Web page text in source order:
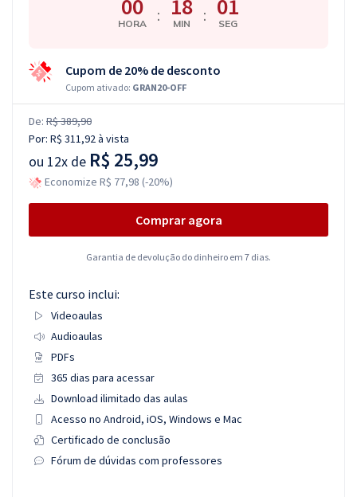
00
HORA : 18
MIN : 00
SEG
Cupom de 20% de desconto
Cupom ativado: GRAN20-OFF
De: R$ 389,90
Por: R$ 311,92à vista
ou 12x de R$ 25,99
Economize R$ 77,98 (-20%)
Comprar agora
Garantia de devolução do dinheiro em 7 dias.
Este curso inclui:
Videoaulas
Audioaulas
PDFs
365 dias para acessar
Download ilimitado das aulas
Acesso no Android, iOS, Windows e Mac
Certificado de conclusão
Fórum de dúvidas com professores